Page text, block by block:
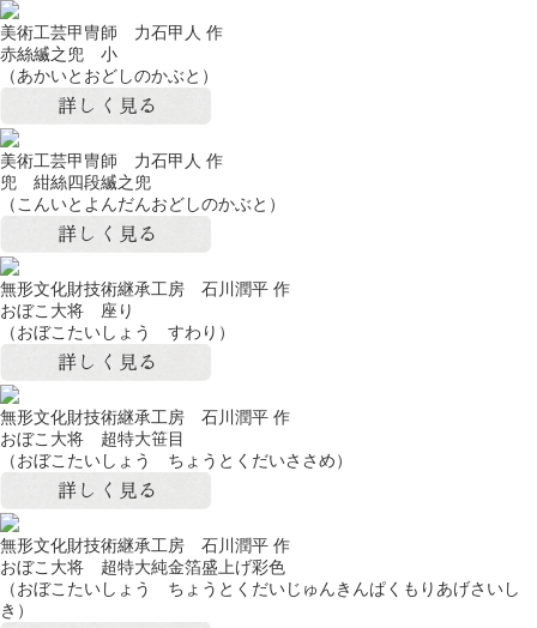
美術工芸甲冑師 力石甲人 作
赤絲縅之兜 小
（あかいとおどしのかぶと）
美術工芸甲冑師 力石甲人 作
兜 紺絲四段縅之兜
（こんいとよんだんおどしのかぶと）
無形文化財技術継承工房 石川潤平 作
おぼこ大将 座り
（おぼこたいしょう すわり）
無形文化財技術継承工房 石川潤平 作
おぼこ大将 超特大笹目
（おぼこたいしょう ちょうとくだいささめ）
無形文化財技術継承工房 石川潤平 作
おぼこ大将 超特大純金箔盛上げ彩色
（おぼこたいしょう ちょうとくだいじゅんきんぱくもりあげさいし
き）